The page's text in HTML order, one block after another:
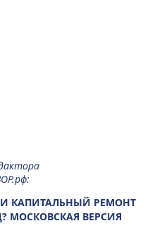
:
КАПИТАЛЬНЫЙ РЕМОНТ
МОСКОВСКАЯ ВЕРСИЯ